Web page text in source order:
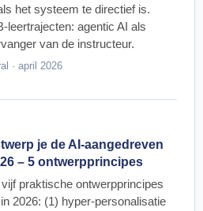
het systeem te directief is.
leertrajecten: agentic AI als
van de instructeur.
· april 2026
je de AI-aangedreven
– 5 ontwerpprincipes
praktische ontwerpprincipes
2026: (1) hyper-personalisatie